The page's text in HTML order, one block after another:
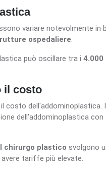
variare notevolmente in
ospedaliere.
può oscillare tra i 4.000
il costo
costo
dell'addominoplastica
chirurgo plastico svolgono
tariffe più elevate.